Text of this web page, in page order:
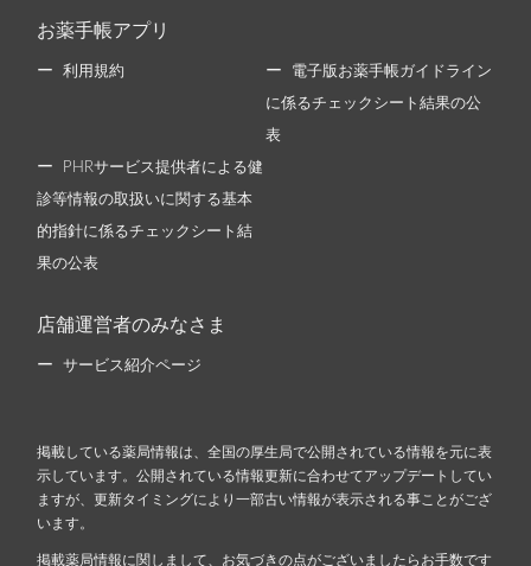
お薬手帳アプリ
利用規約 電子版お薬手帳ガイドライン
に係るチェックシート結果の公
表
PHRサービス提供者による健
診等情報の取扱いに関する基本
的指針に係るチェックシート結
果の公表
店舗運営者のみなさま
サービス紹介ページ
掲載している薬局情報は、全国の厚生局で公開されている情報を元に表
示しています。公開されている情報更新に合わせてアップデートしてい
ますが、更新タイミングにより一部古い情報が表示される事ことがござ
います。
掲載薬局情報に関しまして、お気づきの点がございましたらお手数です